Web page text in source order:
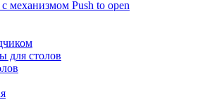
механизмом Push to open
для столов